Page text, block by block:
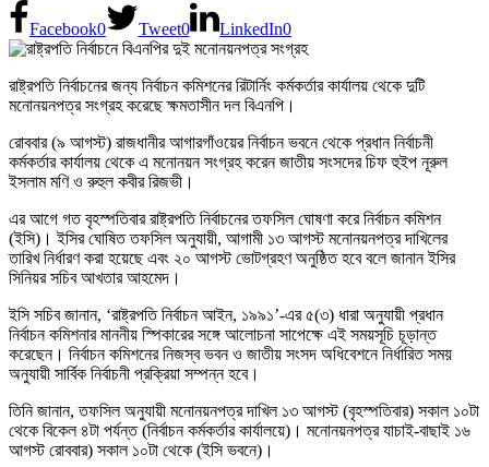
Facebook0 Tweet0 LinkedIn0
রাষ্ট্রপতি নির্বাচনের জন্য নির্বাচন কমিশনের রিটার্নিং কর্মকর্তার কার্যালয় থেকে দুটি
মনোনয়নপত্র সংগ্রহ করেছে ক্ষমতাসীন দল বিএনপি।
রোববার (৯ আগস্ট) রাজধানীর আগারগাঁওয়ের নির্বাচন ভবনে থেকে প্রধান নির্বাচনী
কর্মকর্তার কার্যালয় থেকে এ মনোনয়ন সংগ্রহ করেন জাতীয় সংসদের চিফ হুইপ নূরুল
ইসলাম মণি ও রুহুল কবীর রিজভী।
এর আগে গত বৃহস্পতিবার রাষ্ট্রপতি নির্বাচনের তফসিল ঘোষণা করে নির্বাচন কমিশন
(ইসি)। ইসির ঘোষিত তফসিল অনুযায়ী, আগামী ১৩ আগস্ট মনোনয়নপত্র দাখিলের
তারিখ নির্ধারণ করা হয়েছে এবং ২০ আগস্ট ভোটগ্রহণ অনুষ্ঠিত হবে বলে জানান ইসির
সিনিয়র সচিব আখতার আহমেদ।
ইসি সচিব জানান, ‘রাষ্ট্রপতি নির্বাচন আইন, ১৯৯১’-এর ৫(৩) ধারা অনুযায়ী প্রধান
নির্বাচন কমিশনার মাননীয় স্পিকারের সঙ্গে আলোচনা সাপেক্ষে এই সময়সূচি চূড়ান্ত
করেছেন। নির্বাচন কমিশনের নিজস্ব ভবন ও জাতীয় সংসদ অধিবেশনে নির্ধারিত সময়
অনুযায়ী সার্বিক নির্বাচনী প্রক্রিয়া সম্পন্ন হবে।
তিনি জানান, তফসিল অনুযায়ী মনোনয়নপত্র দাখিল ১৩ আগস্ট (বৃহস্পতিবার) সকাল ১০টা
থেকে বিকেল ৪টা পর্যন্ত (নির্বাচন কর্মকর্তার কার্যালয়ে)। মনোনয়নপত্র যাচাই-বাছাই ১৬
আগস্ট রোববার) সকাল ১০টা থেকে (ইসি ভবনে)।